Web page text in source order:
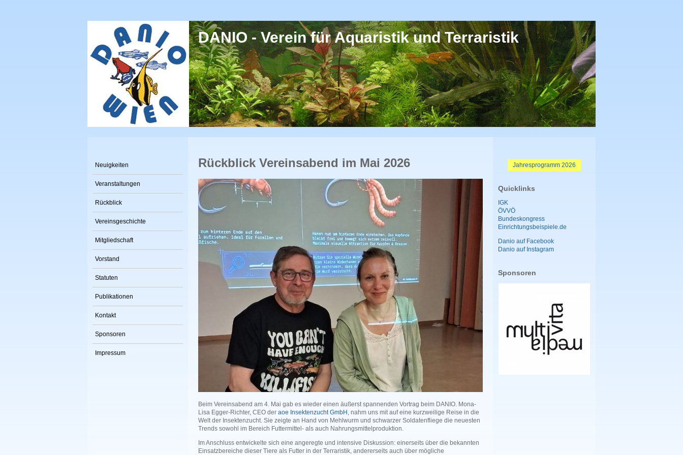
DANIO - Verein für Aquaristik und Terraristik
Neuigkeiten
Veranstaltungen
Rückblick
Vereinsgeschichte
Mitgliedschaft
Vorstand
Statuten
Publikationen
Kontakt
Sponsoren
Impressum
Rückblick Vereinsabend im Mai 2026
Beim Vereinsabend am 4. Mai gab es wieder einen äußerst spannenden Vortrag beim DANIO. Mona-
Lisa Egger-Richter, CEO der aoe Insektenzucht GmbH , nahm uns mit auf eine kurzweilige Reise in die
Welt der Insektenzucht. Sie zeigte an Hand von Mehlwurm und schwarzer Soldatenfliege die neuesten
Trends sowohl im Bereich Futtermittel- als auch Nahrungsmittelproduktion.
Im Anschluss entwickelte sich eine angeregte und intensive Diskussion: einerseits über die bekannten
Einsatzbereiche dieser Tiere als Futter in der Terraristik, andererseits auch über mögliche
Jahresprogramm 2026
Quicklinks
IGK
ÖVVÖ
Bundeskongress
Einrichtungsbeispiele.de
Danio auf Facebook
Danio auf Instagram
Sponsoren